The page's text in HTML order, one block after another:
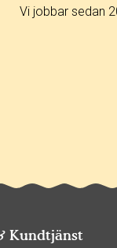
Vi jobbar sedan
Kundtjänst